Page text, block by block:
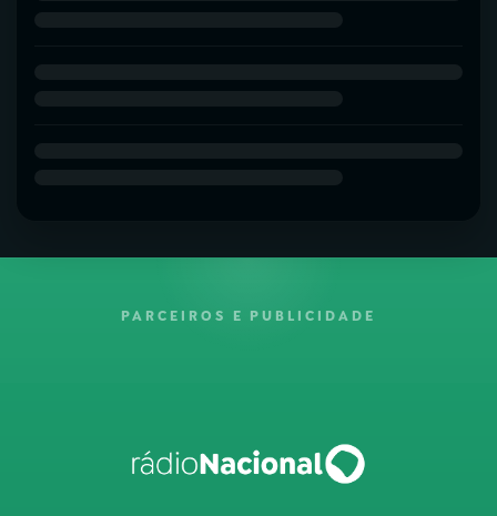
PARCEIROS E PUBLICIDADE